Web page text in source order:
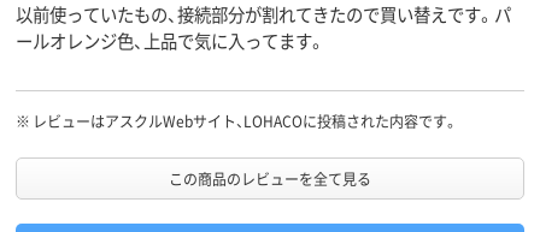
以前使っていたもの、接続部分が割れてきたので買い替えです。パ
ールオレンジ色、上品で気に入ってます。
※ レビューはアスクルWebサイト、LOHACOに投稿された内容です。
この商品のレビューを全て見る